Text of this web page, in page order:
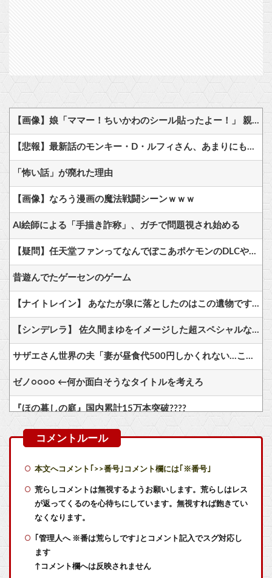
【画像】娘「ママー！ちいかわのシール貼ったよー！」 親「！！！！！！」
【悲報】最新話のモンキー・D・ルフィさん、あまりにも情けなさ過ぎて炎上ｗｗｗ
「怖い話」が廃れた理由
【画像】なろう漫画の魔法戦闘シーンｗｗｗ
AI絵師による「手描き詐称」、ガチで問題視され始める
【疑問】任天堂ファンってなんでぽこあポケモンのDLCやらないの？
昔遊んでたゲーセンのゲーム
【ナイトレイン】 あなたが泉に落としたのはこの遺物ですか？
【シンデレラ】 佐久間まゆをイメージした超スペシャルなネックレスが登場する件について
サザエさん世界の夫「妻が昼食代500円しかくれない…この弁当屋、500円で売っている！その上店員さんも美人だ！毎日行こう！」
ゼノ○○○○ ←何か面白そうなタイトルを考えろ
『ほの暮しの庭』国内累計15万本突破????
ヤドンの1日のスケジュールがこちら
【艦これ】阿賀野姉妹水着mode並べ 他
本文へコメント｢>>番号｣コメント欄には｢※番号｣
荒らしコメントは無視するようお願いします。荒らしはレス
が返ってくるのを心待ちにしています。無視すれば飽きてい
なくなります。
｢管理人へ ※番は荒らしです｣とコメント記入でスグ対応し
ます
↑コメント欄へは反映されません